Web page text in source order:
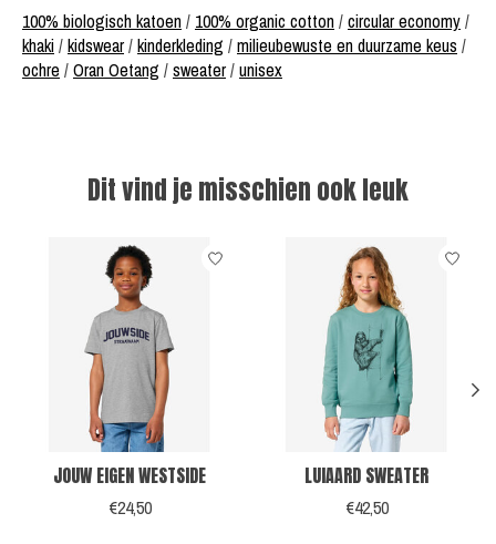
100% biologisch katoen/ 100% organic cotton/circular economy/
khaki/kidswear/kinderkleding /milieubewuste en duurzame keus /
ochre /Oran Oetang /sweater/unisex
Dit vind je misschien ook leuk
Items van productcarrousel
JOUW EIGEN WESTSIDE
€24,50
LUIAARD SWEATER
€42,50